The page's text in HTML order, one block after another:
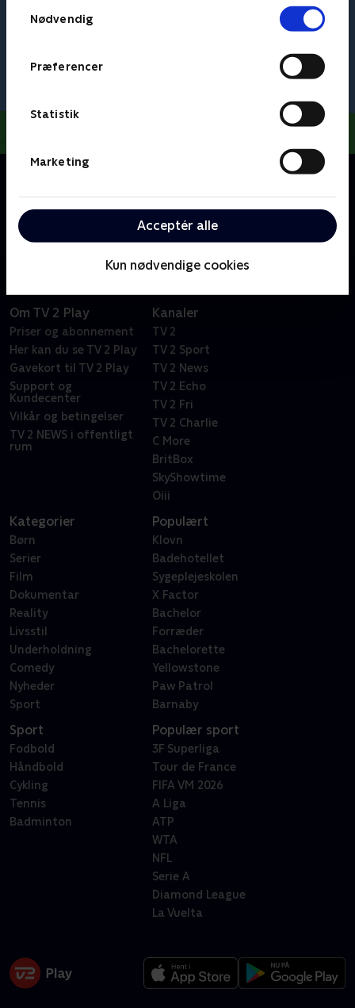
Nødvendig
Præferencer
Statistik
Marketing
Acceptér alle
Kun nødvendige cookies
lillebror Gustav, mor Gris og far Gris. Gurli elsker at
lege og at besøge spændende steder.
Om TV 2 Play
Priser og abonnement
Her kan du se TV 2 Play
Gavekort til TV 2 Play
Support og
Kundecenter
Vilkår og betingelser
TV 2 NEWS i offentligt
rum
Kanaler
TV 2
TV 2 Sport
TV 2 News
TV 2 Echo
TV 2 Fri
TV 2 Charlie
C More
BritBox
SkyShowtime
Oiii
Kategorier
Børn
Serier
Film
Dokumentar
Reality
Livsstil
Underholdning
Comedy
Nyheder
Sport
Populært
Klovn
Badehotellet
Sygeplejeskolen
X Factor
Bachelor
Forræder
Bachelorette
Yellowstone
Paw Patrol
Barnaby
Sport
Fodbold
Håndbold
Cykling
Tennis
Badminton
Populær sport
3F Superliga
Tour de France
FIFA VM 2026
A Liga
ATP
WTA
NFL
Serie A
Diamond League
La Vuelta